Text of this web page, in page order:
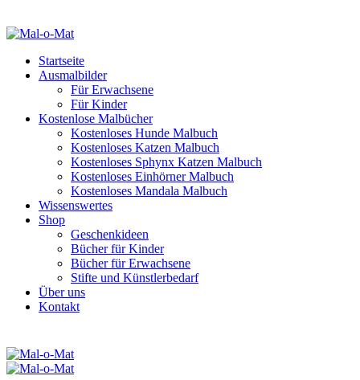
Startseite
Ausmalbilder
Für Erwachsene
Für Kinder
Kostenlose Malbücher
Kostenloses Hunde Malbuch
Kostenloses Katzen Malbuch
Kostenloses Sphynx Katzen Malbuch
Kostenloses Einhörner Malbuch
Kostenloses Mandala Malbuch
Wissenswertes
Shop
Geschenkideen
Bücher für Kinder
Bücher für Erwachsene
Stifte und Künstlerbedarf
Über uns
Kontakt